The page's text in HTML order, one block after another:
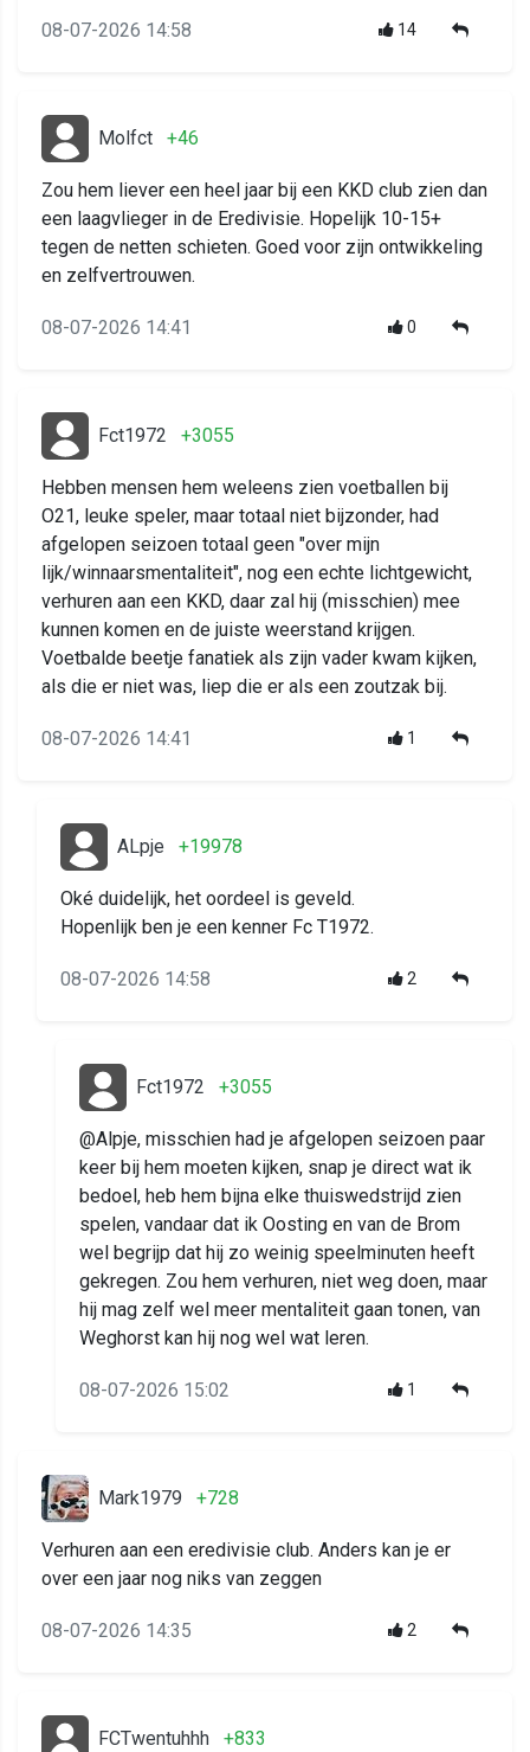
08-07-2026 14:58 14
Molfct +46
Zou hem liever een heel jaar bij een KKD club zien dan
een laagvlieger in de Eredivisie. Hopelijk 10-15+
tegen de netten schieten. Goed voor zijn ontwikkeling
en zelfvertrouwen.
08-07-2026 14:41 0
Fct1972 +3055
Hebben mensen hem weleens zien voetballen bij
O21, leuke speler, maar totaal niet bijzonder, had
afgelopen seizoen totaal geen "over mijn
lijk/winnaarsmentaliteit", nog een echte lichtgewicht,
verhuren aan een KKD, daar zal hij (misschien) mee
kunnen komen en de juiste weerstand krijgen.
Voetbalde beetje fanatiek als zijn vader kwam kijken,
als die er niet was, liep die er als een zoutzak bij.
08-07-2026 14:41 1
ALpje +19978
Oké duidelijk, het oordeel is geveld.
Hopenlijk ben je een kenner Fc T1972.
08-07-2026 14:58 2
Fct1972 +3055
@Alpje, misschien had je afgelopen seizoen paar
keer bij hem moeten kijken, snap je direct wat ik
bedoel, heb hem bijna elke thuiswedstrijd zien
spelen, vandaar dat ik Oosting en van de Brom
wel begrijp dat hij zo weinig speelminuten heeft
gekregen. Zou hem verhuren, niet weg doen, maar
hij mag zelf wel meer mentaliteit gaan tonen, van
Weghorst kan hij nog wel wat leren.
08-07-2026 15:02 1
Mark1979 +728
Verhuren aan een eredivisie club. Anders kan je er
over een jaar nog niks van zeggen
08-07-2026 14:35 2
FCTwentuhhh +833